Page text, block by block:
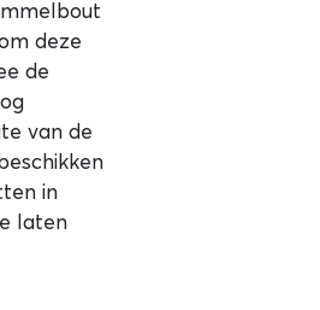
deze
de
van de
in
laten